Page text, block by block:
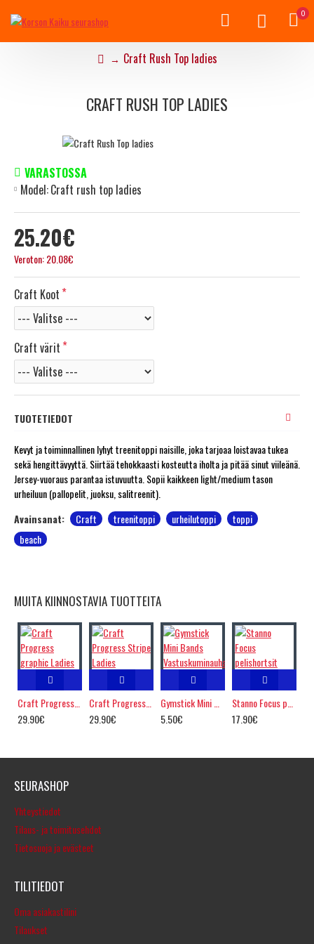
0
Craft Rush Top ladies
CRAFT RUSH TOP LADIES
25.20€
Veroton: 20.08€
VARASTOSSA
Model:Craft rush top ladies
Craft Koot
Craft värit
TUOTETIEDOT
Kevyt ja toiminnallinen lyhyt treenitoppi naisille, joka tarjoaa loistavaa tukea
sekä hengittävyyttä. Siirtää tehokkaasti kosteutta iholta ja pitää sinut viileänä.
Jersey-vuoraus parantaa istuvuutta. Sopii kaikkeen light/medium tason
urheiluun (pallopelit, juoksu, salitreenit).
Avainsanat:
Craft treenitoppi urheilutoppi
toppi
beach
MUITA KIINNOSTAVIA TUOTTEITA
29.90€
Craft Progress Stripe Ladies
29.90€
5.50€
17.90€
SEURASHOP
Yhteystiedot
Tilaus- ja toimitusehdot
Tietosuoja ja evästeet
TILITIEDOT
Oma asiakastilini
Tilaukset